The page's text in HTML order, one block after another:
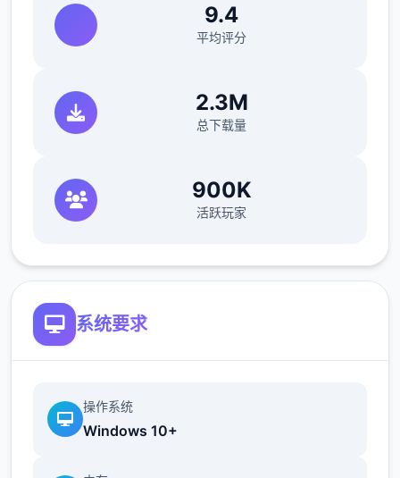
9.4
平均评分
2.3M
总下载量
900K
活跃玩家
系统要求
操作系统
Windows 10+